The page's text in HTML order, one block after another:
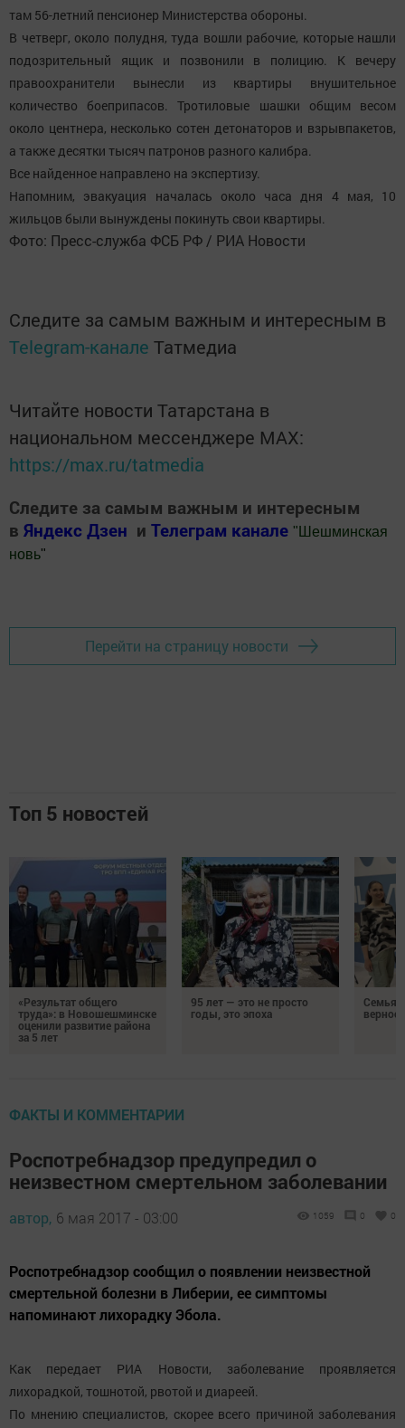
там 56-летний пенсионер Министерства обороны.
В четверг, около полудня, туда вошли рабочие, которые нашли
подозрительный ящик и позвонили в полицию. К вечеру
правоохранители вынесли из квартиры внушительное
количество боеприпасов. Тротиловые шашки общим весом
около центнера, несколько сотен детонаторов и взрывпакетов,
а также десятки тысяч патронов разного калибра.
Все найденное направлено на экспертизу.
Напомним, эвакуация началась около часа дня 4 мая, 10
жильцов были вынуждены покинуть свои квартиры.
Фото: Пресс-служба ФСБ РФ / РИА Новости
Следите за самым важным и интересным в
Telegram-канале Татмедиа
Читайте новости Татарстана в
национальном мессенджере MАХ:
https://max.ru/tatmedia
Следите за самым важным и интересным
в Яндекс Дзен и Телеграм канале " Шешминская
новь"
Перейти на страницу новости
Топ 5 новостей
«Результат общего
труда»: в Новошешминске
оценили развитие района
за 5 лет
95 лет — это не просто
годы, это эпоха
Семья
ФАКТЫ И КОММЕНТАРИИ
Роспотребнадзор предупредил о
неизвестном смертельном заболевании
автор, 6 мая 2017 - 03:00 1059 0 0
Роспотребнадзор сообщил о появлении неизвестной
смертельной болезни в Либерии, ее симптомы
напоминают лихорадку Эбола.
Как передает РИА Новости, заболевание проявляется
лихорадкой, тошнотой, рвотой и диареей.
По мнению специалистов, скорее всего причиной заболевания